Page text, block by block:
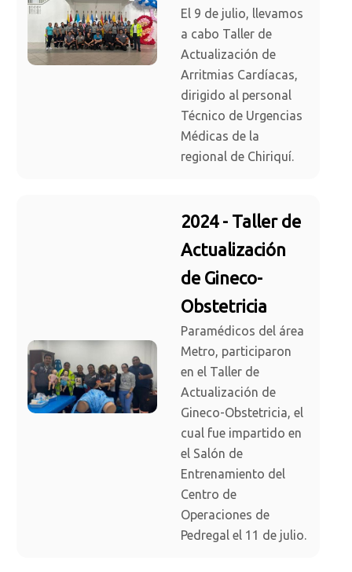
El 9 de julio, llevamos
a cabo Taller de
Actualización de
Arritmias Cardíacas,
dirigido al personal
Técnico de Urgencias
Médicas de la
regional de Chiriquí.
2024 - Taller de
Actualización
de Gineco-
Obstetricia
Paramédicos del área
Metro, participaron
en el Taller de
Actualización de
Gineco-Obstetricia, el
cual fue impartido en
el Salón de
Entrenamiento del
Centro de
Operaciones de
Pedregal el 11 de julio.